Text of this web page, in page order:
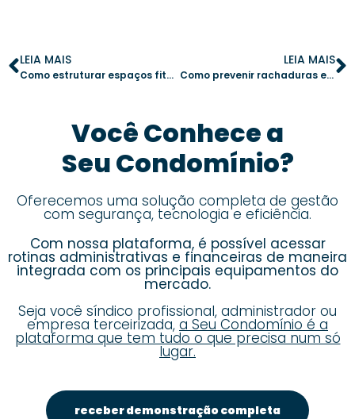
LEIA MAIS
Como estruturar espaços fitness ao ar livre e garantir sua eficiência no condomínio
LEIA MAIS
Como prevenir rachaduras estruturais em prédios com mais de 20 anos
Você Conhece a
Seu Condomínio?
Oferecemos uma solução completa de gestão
com segurança, tecnologia e eficiência.
Com nossa plataforma, é possível acessar
rotinas administrativas e financeiras de maneira
integrada com os principais equipamentos do
mercado.
Seja você síndico profissional, administrador ou
empresa terceirizada, a Seu Condomínio é a
plataforma que tem tudo o que precisa num só
lugar.
receber demonstração completa